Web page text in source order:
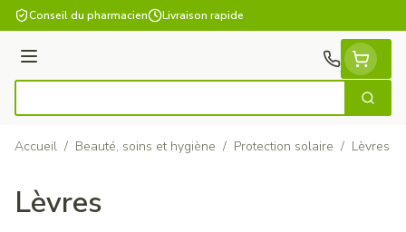
Aller au contenu
Conseil du pharmacien Livraison rapide
Menu
Accueil / Beauté, soins et hygiène / Protection solaire / Lèvres
Lèvres